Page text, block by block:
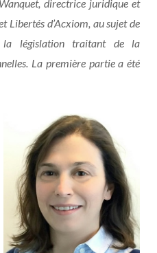
directrice juridique et
Libertés d’Acxiom, au sujet de
la législation traitant de la
La première partie a été